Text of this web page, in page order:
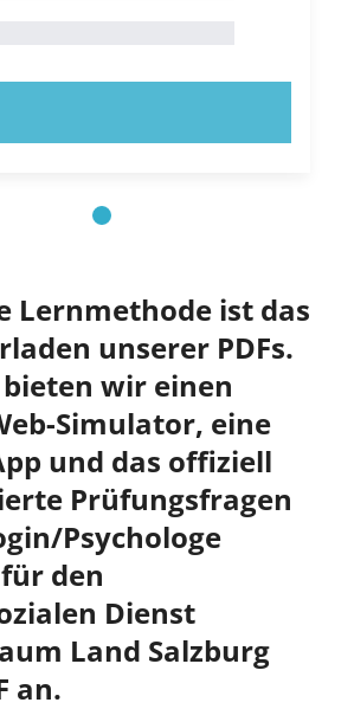
Lernmethode ist das
unserer PDFs.
wir einen
Simulator, eine
und das offiziell
Prüfungsfragen
Psychologe
den
Dienst
Land Salzburg
an.